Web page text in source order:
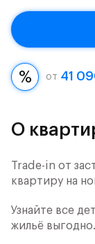
от 41
О
Trade-in от
квартиру на
Узнайте все
жильё выгодно.